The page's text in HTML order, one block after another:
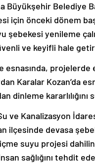
Büyükşehir Belediye
için önceki dönem
şebekesi yenileme
ve keyifli hale
projelerde
Karalar Kozan’da
dinleme kararlılığını
ve Kanalizasyon
ilçesinde devasa
suyu projesi
sağlığını tehdit